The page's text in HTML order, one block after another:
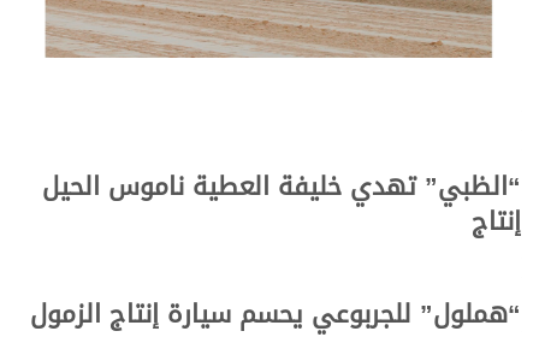
“الظبي” تهدي خليفة العطية ناموس الحيل
إنتاج
“هملول” للجربوعي يحسم سيارة إنتاج الزمول